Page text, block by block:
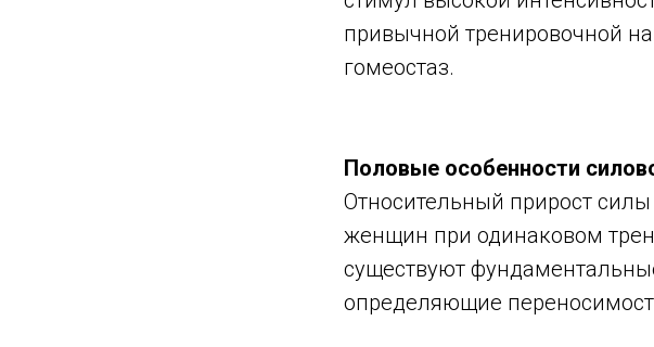
привычной тренировочной
гомеостаз.
Половые особенности
Относительный прирост
женщин при одинаковом
существуют
определяющие